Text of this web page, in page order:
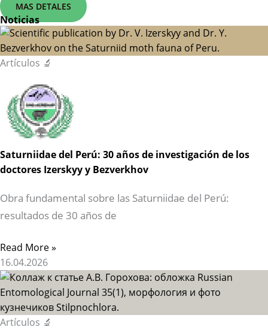
MAS DETALES
Noticias
Artículos 🔬
Saturniidae del Perú: 30 años de investigación de los
doctores Izerskyy y Bezverkhov
Obra fundamental sobre las Saturniidae del Perú:
resultados de 30 años de
Read More »
16.04.2026
Artículos 🔬